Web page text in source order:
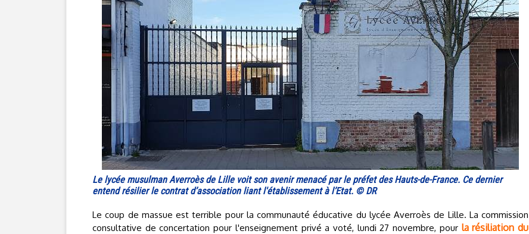
Le lycée musulman Averroès de Lille voit son avenir menacé par le préfet des Hauts-de-France. Ce dernier
entend résilier le contrat d’association liant l'établissement à l’Etat. © DR
Le coup de massue est terrible pour la communauté éducative du lycée Averroès de Lille. La commission
consultative de concertation pour l'enseignement privé a voté, lundi 27 novembre, pour la résiliation du